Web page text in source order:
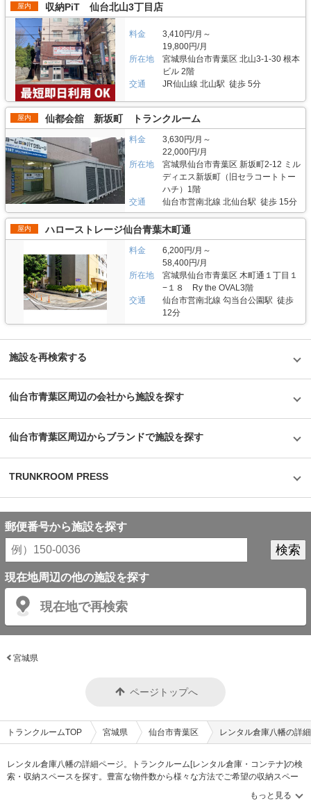
屋内 収納PiT 仙台北山3丁目店
料金
3,410円/月～
19,800円/月
所在地
宮城県仙台市青葉区 北山3-1-30 根本
ビル 2階
交通
JR仙山線 北山駅 徒歩 5分
屋内 仙都会舘 新坂町 トランクルーム
料金
3,630円/月～
22,000円/月
所在地
宮城県仙台市青葉区 新坂町2-12 ミル
ディエス新坂町（旧セラコートトー
ハチ）1階
交通
仙台市営南北線 北仙台駅 徒歩 15分
屋内 ハローストレージ仙台青葉木町通
料金
6,200円/月～
58,400円/月
所在地
宮城県仙台市青葉区 木町通１丁目１
−１８ Ry the OVAL3階
交通
仙台市営南北線 勾当台公園駅 徒歩
12分
施設を再検索する
仙台市青葉区周辺の会社から施設を探す
仙台市青葉区周辺からブランドで施設を探す
TRUNKROOM PRESS
郵便番号から施設を探す
現在地周辺の他の施設を探す
現在地で再検索
宮城県
ページトップへ
トランクルームTOP 宮城県 仙台市青葉区 レンタル倉庫八幡の詳細
レンタル倉庫八幡の詳細ページ。トランクルーム[レンタル倉庫・コンテナ]の検
索・収納スペースを探す。豊富な物件数から様々な方法でご希望の収納スペー
スを簡単に探せるトランクルーム情報サイトです。レンタル倉庫八幡の住所・
最寄りの駅、物件タイプのご紹介や料金表、お得なキャンペーン情報もありま